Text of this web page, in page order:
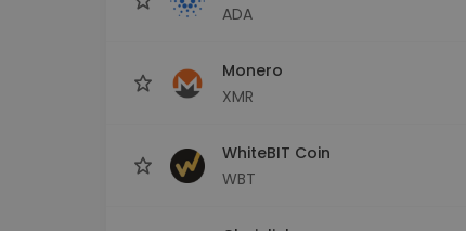
ADA
Monero
XMR
WhiteBIT Coin
WBT